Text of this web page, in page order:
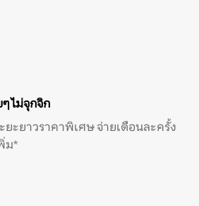
ไม่จุกจิก
ะยาวราคาพิเศษ จ่ายเดือนละครั้ง
ม*